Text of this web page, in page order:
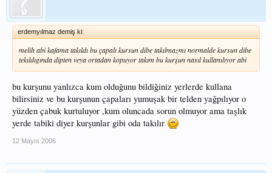
erdemyılmaz demiş ki:
melih abi kafama takıldı bu çapalı kursun dibe takılmazmı normalde kursun dibe
tekıldıgında dipten veya ortadan kopuyor takım bu kurşun nasıl kullanılıyor abi
bu kurşunu yanlızca kum olduğunu bildiğiniz yerlerde kullana
bilirsiniz ve bu kurşunun çapaları yumuşak bir telden yağpılıyor o
yüzden çabuk kurtuluyor ,kum oluncada sorun olmuyor ama taşlık
yerde tabiki diyer kurşunlar gibi oda takılır
12 Mayıs 2006